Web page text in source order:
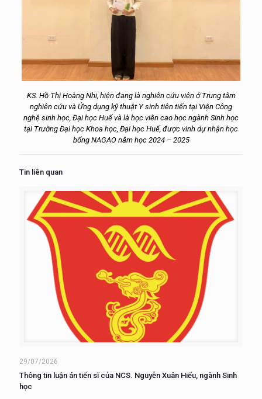
KS. Hồ Thị Hoàng Nhi, hiện đang là nghiên cứu viên ở Trung tâm
nghiên cứu và Ứng dụng kỹ thuật Y sinh tiên tiến tại Viện Công
nghệ sinh học, Đại học Huế và là học viên cao học ngành Sinh học
tại Trường Đại học Khoa học, Đại học Huế, được vinh dự nhận học
bổng NAGAO năm học 2024 – 2025
Tin liên quan
29/07/2026
Thông tin luận án tiến sĩ của NCS. Nguyễn Xuân Hiếu, ngành Sinh
học